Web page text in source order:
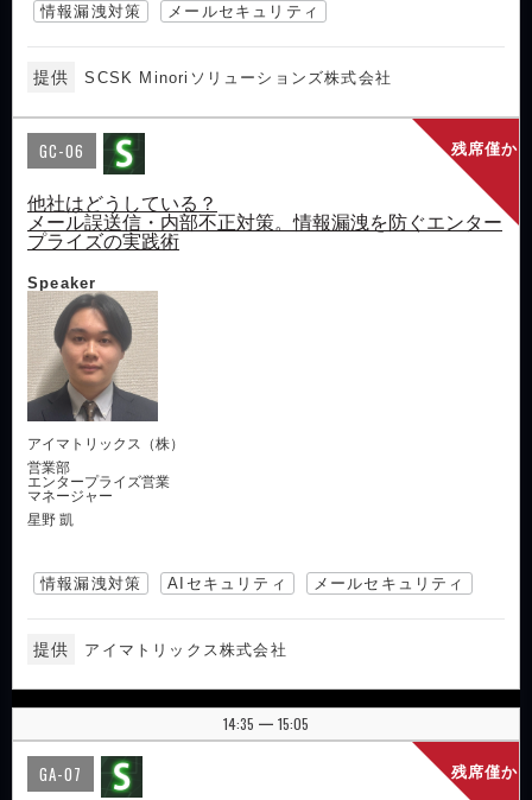
情報漏洩対策 メールセキュリティ
提供 SCSK Minoriソリューションズ株式会社
残席僅か
GC-06
他社はどうしている？
メール誤送信・内部不正対策。情報漏洩を防ぐエンター
プライズの実践術
Speaker
アイマトリックス（株）
営業部
エンタープライズ営業
マネージャー
星野 凱
情報漏洩対策 AIセキュリティ メールセキュリティ
提供 アイマトリックス株式会社
14:35 | 15:05
残席僅か
GA-07